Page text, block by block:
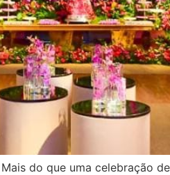
do que uma celebração